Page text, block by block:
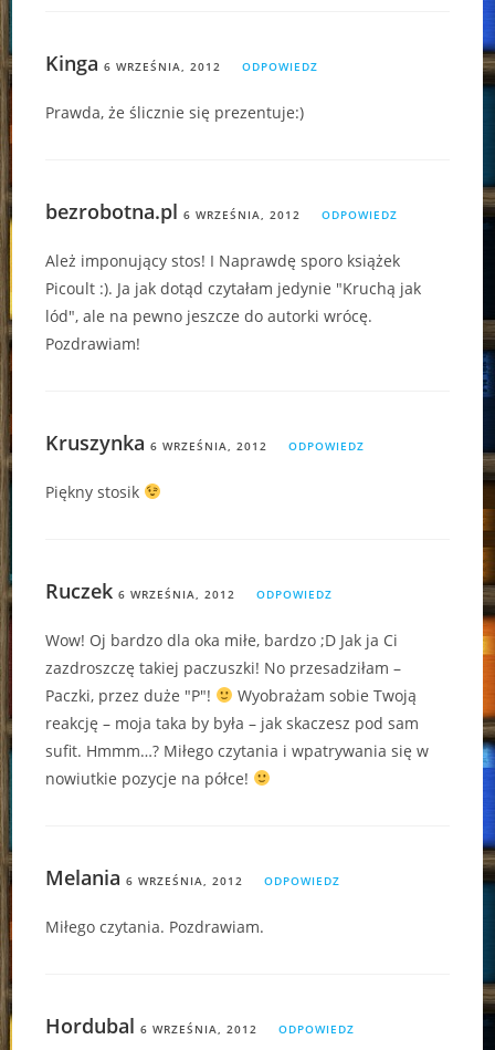
Kinga 6 WRZEŚNIA, 2012 ODPOWIEDZ
Prawda, że ślicznie się prezentuje:)
bezrobotna.pl 6 WRZEŚNIA, 2012 ODPOWIEDZ
Ależ imponujący stos! I Naprawdę sporo książek
Picoult :). Ja jak dotąd czytałam jedynie "Kruchą jak
lód", ale na pewno jeszcze do autorki wrócę.
Pozdrawiam!
Kruszynka 6 WRZEŚNIA, 2012 ODPOWIEDZ
Piękny stosik
Ruczek 6 WRZEŚNIA, 2012 ODPOWIEDZ
Wow! Oj bardzo dla oka miłe, bardzo ;D Jak ja Ci
zazdroszczę takiej paczuszki! No przesadziłam –
Paczki, przez duże "P"!
Wyobrażam sobie Twoją
reakcję – moja taka by była – jak skaczesz pod sam
sufit. Hmmm…? Miłego czytania i wpatrywania się w
nowiutkie pozycje na półce!
Melania 6 WRZEŚNIA, 2012 ODPOWIEDZ
Miłego czytania. Pozdrawiam.
Hordubal 6 WRZEŚNIA, 2012 ODPOWIEDZ